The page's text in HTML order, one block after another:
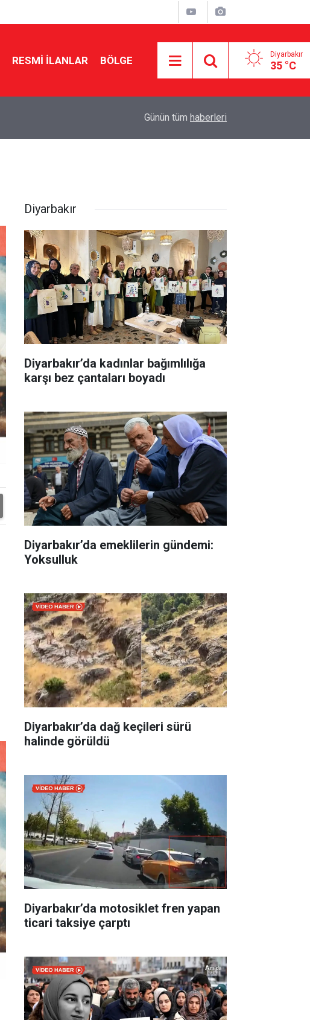
RESMI İLANLAR BÖLGE Diyarbakır
35 °C
Diyarbakır’da motosiklet fren yapan ticari
Günün tüm haberleri
Diyarbakır
Diyarbakır’da kadınlar bağımlılığa
karşı bez çantaları boyadı
Diyarbakır’da emeklilerin gündemi:
Yoksulluk
Diyarbakır’da dağ keçileri sürü
halinde görüldü
Diyarbakır’da motosiklet fren yapan
ticari taksiye çarptı